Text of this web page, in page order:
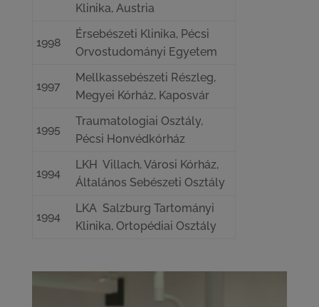
Klinika, Austria
1998
Érsebészeti Klinika, Pécsi
Orvostudományi Egyetem
1997
Mellkassebészeti Részleg,
Megyei Kórház, Kaposvár
1995
Traumatologiai Osztály,
Pécsi Honvédkórház
1994
LKH Villach, Városi Kórház,
Általános Sebészeti Osztály
1994
LKA Salzburg Tartományi
Klinika, Ortopédiai Osztály